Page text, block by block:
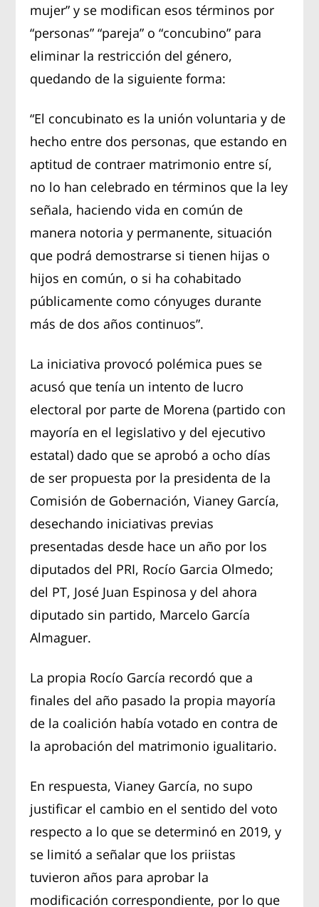
mujer” y se modifican esos términos por
“personas” “pareja” o “concubino” para
eliminar la restricción del género,
quedando de la siguiente forma:
“El concubinato es la unión voluntaria y de
hecho entre dos personas, que estando en
aptitud de contraer matrimonio entre sí,
no lo han celebrado en términos que la ley
señala, haciendo vida en común de
manera notoria y permanente, situación
que podrá demostrarse si tienen hijas o
hijos en común, o si ha cohabitado
públicamente como cónyuges durante
más de dos años continuos”.
La iniciativa provocó polémica pues se
acusó que tenía un intento de lucro
electoral por parte de Morena (partido con
mayoría en el legislativo y del ejecutivo
estatal) dado que se aprobó a ocho días
de ser propuesta por la presidenta de la
Comisión de Gobernación, Vianey García,
desechando iniciativas previas
presentadas desde hace un año por los
diputados del PRI, Rocío Garcia Olmedo;
del PT, José Juan Espinosa y del ahora
diputado sin partido, Marcelo García
Almaguer.
La propia Rocío García recordó que a
finales del año pasado la propia mayoría
de la coalición había votado en contra de
la aprobación del matrimonio igualitario.
En respuesta, Vianey García, no supo
justificar el cambio en el sentido del voto
respecto a lo que se determinó en 2019, y
se limitó a señalar que los priistas
tuvieron años para aprobar la
modificación correspondiente, por lo que